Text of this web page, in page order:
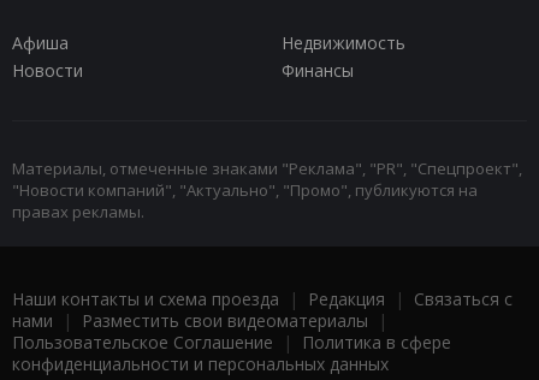
Афиша
Недвижимость
Новости
Финансы
Материалы, отмеченные знаками "Реклама", "PR", "Спецпроект",
"Новости компаний", "Актуально", "Промо", публикуются на
правах рекламы.
Наши контакты и схема проезда | Редакция | Связаться с
нами | Разместить свои видеоматериалы |
Пользовательское Соглашение |
Политика в сфере
конфиденциальности и персональных данных